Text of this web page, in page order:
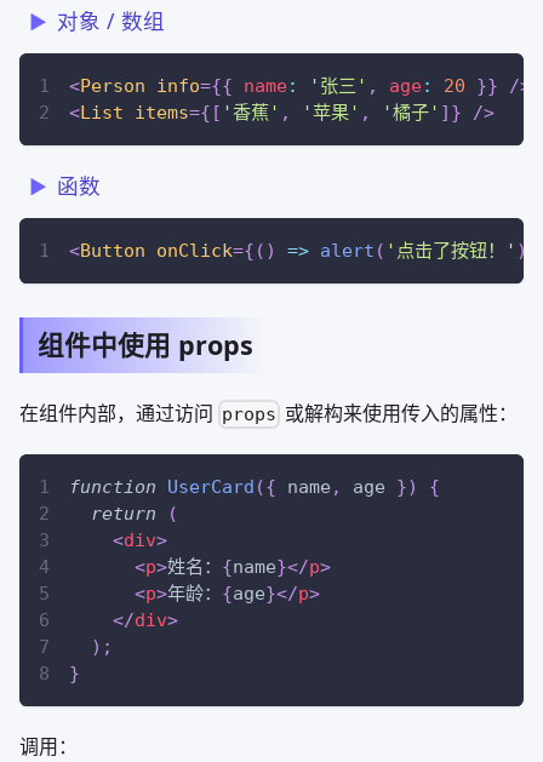
对象 / 数组
<Person info={{ name: '张三' , age: 20 }}
/>
<List items={ [ '香蕉' , '苹果' , '橘子' ] } />
函数
<Button onClick={ ( ) => alert ( '点击了按钮！' )
组件中使用 props
在组件内部，通过访问 props 或解构来使用传入的属性：
function UserCard ({ name , age })
{
return
(
<div>
<p>姓名： {name}</p>
<p>年龄： {age}</p>
</div>
) ;
}
调用：